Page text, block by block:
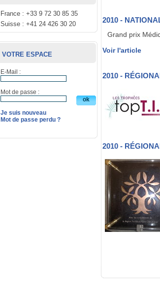
France : +33 9 72 30 85 35
Suisse : +41 24 426 30 20
VOTRE ESPACE
E-Mail :
Mot de passe :
Je suis nouveau
Mot de passe perdu ?
2010 -
Grand prix
Voir l'article
2010 -
2010 -